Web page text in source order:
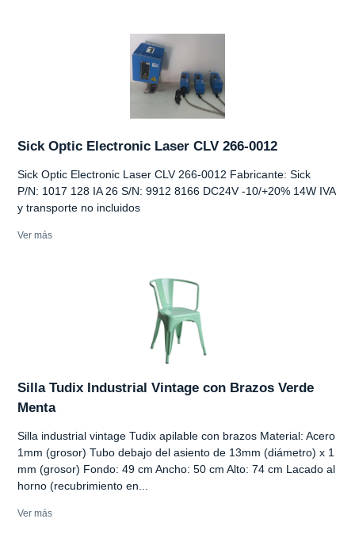
Sick Optic Electronic Laser CLV 266-0012
Sick Optic Electronic Laser CLV 266-0012 Fabricante: Sick
P/N: 1017 128 IA 26 S/N: 9912 8166 DC24V -10/+20% 14W IVA
y transporte no incluidos
Ver más
Silla Tudix Industrial Vintage con Brazos Verde
Menta
Silla industrial vintage Tudix apilable con brazos Material: Acero
1mm (grosor) Tubo debajo del asiento de 13mm (diámetro) x 1
mm (grosor) Fondo: 49 cm Ancho: 50 cm Alto: 74 cm Lacado al
horno (recubrimiento en...
Ver más